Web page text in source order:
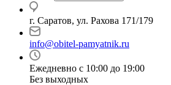
г. Саратов, ул. Рахова 171/179
info@obitel-pamyatnik.ru
Ежедневно с 10:00 до 19:00
Без выходных